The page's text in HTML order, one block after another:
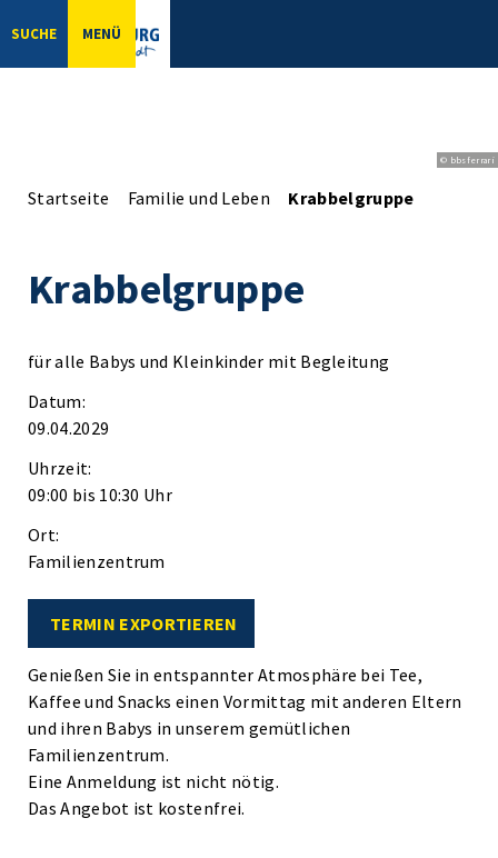
SUCHE MENÜ
© bbsferrari
Startseite Familie und Leben Krabbelgruppe
Krabbelgruppe
für alle Babys und Kleinkinder mit Begleitung
Datum:
09.04.2029
Uhrzeit:
09:00 bis 10:30 Uhr
Ort:
Familienzentrum
TERMIN EXPORTIEREN
Genießen Sie in entspannter Atmosphäre bei Tee,
Kaffee und Snacks einen Vormittag mit anderen Eltern
und ihren Babys in unserem gemütlichen
Familienzentrum.
Eine Anmeldung ist nicht nötig.
Das Angebot ist kostenfrei.